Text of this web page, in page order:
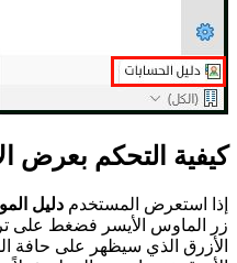
كيفية التحكم بعرض
إذا استعرض المستخدم دليل
زر الماوس الأيسر فضغط على
الأزرق الذي سيظهر على حافة